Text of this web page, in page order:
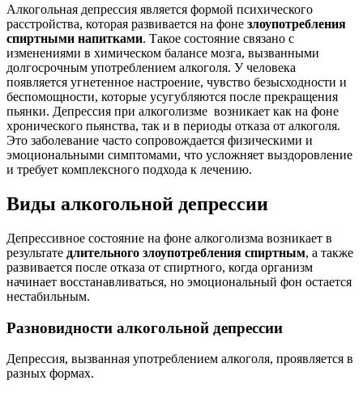
Алкогольная депрессия является формой психического
расстройства, которая развивается на фоне злоупотребления
спиртными напитками. Такое состояние связано с
изменениями в химическом балансе мозга, вызванными
долгосрочным употреблением алкоголя. У человека
появляется угнетенное настроение, чувство безысходности и
беспомощности, которые усугубляются после прекращения
пьянки. Депрессия при алкоголизме возникает как на фоне
хронического пьянства, так и в периоды отказа от алкоголя.
Это заболевание часто сопровождается физическими и
эмоциональными симптомами, что усложняет выздоровление
и требует комплексного подхода к лечению.
Виды алкогольной депрессии
Депрессивное состояние на фоне алкоголизма возникает в
результате длительного злоупотребления спиртным, а также
развивается после отказа от спиртного, когда организм
начинает восстанавливаться, но эмоциональный фон остается
нестабильным.
Разновидности алкогольной депрессии
Депрессия, вызванная употреблением алкоголя, проявляется в
разных формах.